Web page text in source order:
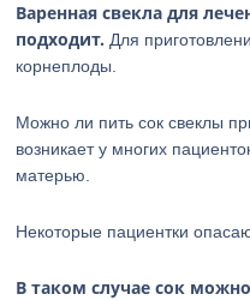
Варенная свекла для
подходит. Для
корнеплоды.
Можно ли пить сок свеклы
возникает у многих
матерью.
Некоторые пациентки
В таком случае сок